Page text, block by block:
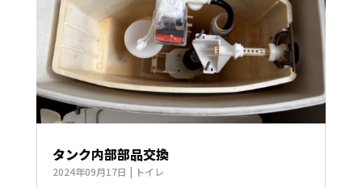
タンク内部部品交換
2024年09月17日 | トイレ